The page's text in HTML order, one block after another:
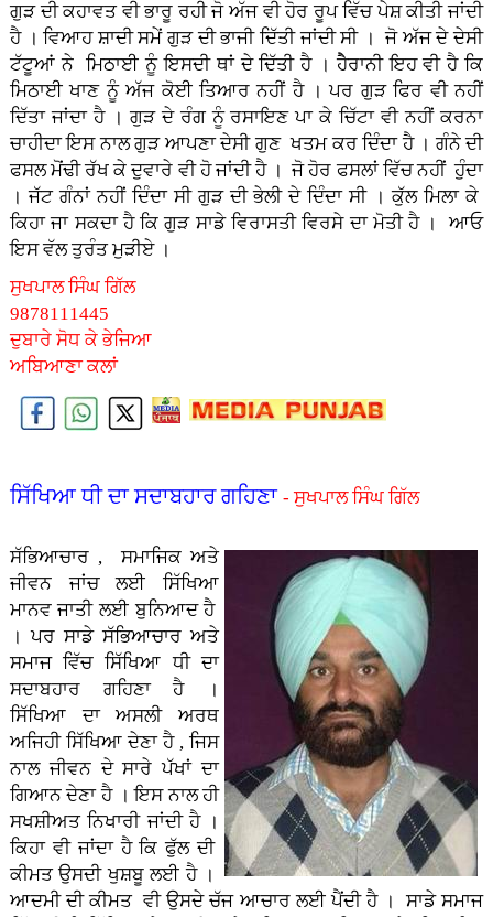
ਗੁੜ ਦੀ ਕਹਾਵਤ ਵੀ ਭਾਰੂ ਰਹੀ ਜੋ ਅੱਜ ਵੀ ਹੋਰ ਰੂਪ ਵਿੱਚ ਪੇਸ਼ ਕੀਤੀ ਜਾਂਦੀ
ਹੈ । ਵਿਆਹ ਸ਼ਾਦੀ ਸਮੇਂ ਗੁੜ ਦੀ ਭਾਜੀ ਦਿੱਤੀ ਜਾਂਦੀ ਸੀ । ਜੋ ਅੱਜ ਦੇ ਦੇਸੀ
ਟੱਟੂਆਂ ਨੇ ਮਿਠਾਈ ਨੂੰ ਇਸਦੀ ਥਾਂ ਦੇ ਦਿੱਤੀ ਹੈ । ਹੇੈਰਾਨੀ ਇਹ ਵੀ ਹੈ ਕਿ
ਮਿਠਾਈ ਖਾਣ ਨੂੰ ਅੱਜ ਕੋਈ ਤਿਆਰ ਨਹੀਂ ਹੈ । ਪਰ ਗੁੜ ਫਿਰ ਵੀ ਨਹੀਂ
ਦਿੱਤਾ ਜਾਂਦਾ ਹੈ । ਗੁੜ ਦੇ ਰੰਗ ਨੂੰ ਰਸਾਇਣ ਪਾ ਕੇ ਚਿੱਟਾ ਵੀ ਨਹੀਂ ਕਰਨਾ
ਚਾਹੀਦਾ ਇਸ ਨਾਲ ਗੁੜ ਆਪਣਾ ਦੇਸੀ ਗੁਣ ਖਤਮ ਕਰ ਦਿੰਦਾ ਹੈ । ਗੰਨੇ ਦੀ
ਫਸਲ ਮੋਂਢੀ ਰੱਖ ਕੇ ਦੁਵਾਰੇ ਵੀ ਹੋ ਜਾਂਦੀ ਹੈ । ਜੋ ਹੋਰ ਫਸਲਾਂ ਵਿੱਚ ਨਹੀਂ ਹੁੰਦਾ
। ਜੱਟ ਗੰਨਾਂ ਨਹੀਂ ਦਿੰਦਾ ਸੀ ਗੁੜ ਦੀ ਭੇਲੀ ਦੇ ਦਿੰਦਾ ਸੀ । ਕੁੱਲ ਮਿਲਾ ਕੇ
ਕਿਹਾ ਜਾ ਸਕਦਾ ਹੈ ਕਿ ਗੁੜ ਸਾਡੇ ਵਿਰਾਸਤੀ ਵਿਰਸੇ ਦਾ ਮੋਤੀ ਹੈ । ਆਓ
ਇਸ ਵੱਲ ਤੁਰੰਤ ਮੁੜੀਏ ।
ਸੁਖਪਾਲ ਸਿੰਘ ਗਿੱਲ
9878111445
ਦੁਬਾਰੇ ਸੋਧ ਕੇ ਭੇਜਿਆ
ਅਬਿਆਣਾ ਕਲਾਂ
ਸਿੱਖਿਆ ਧੀ ਦਾ ਸਦਾਬਹਾਰ ਗਹਿਣਾ - ਸੁਖਪਾਲ ਸਿੰਘ ਗਿੱਲ
ਸੱਭਿਆਚਾਰ , ਸਮਾਜਿਕ ਅਤੇ
ਜੀਵਨ ਜਾਂਚ ਲਈ ਸਿੱਖਿਆ
ਮਾਨਵ ਜਾਤੀ ਲਈ ਬੁਨਿਆਦ ਹੈ
। ਪਰ ਸਾਡੇ ਸੱਭਿਆਚਾਰ ਅਤੇ
ਸਮਾਜ ਵਿੱਚ ਸਿੱਖਿਆ ਧੀ ਦਾ
ਸਦਾਬਹਾਰ ਗਹਿਣਾ ਹੈ ।
ਸਿੱਖਿਆ ਦਾ ਅਸਲੀ ਅਰਥ
ਅਜਿਹੀ ਸਿੱਖਿਆ ਦੇਣਾ ਹੈ , ਜਿਸ
ਨਾਲ ਜੀਵਨ ਦੇ ਸਾਰੇ ਪੱਖਾਂ ਦਾ
ਗਿਆਨ ਦੇਣਾ ਹੈ । ਇਸ ਨਾਲ ਹੀ
ਸਖਸ਼ੀਅਤ ਨਿਖਾਰੀ ਜਾਂਦੀ ਹੈ ।
ਕਿਹਾ ਵੀ ਜਾਂਦਾ ਹੈ ਕਿ ਫੁੱਲ ਦੀ
ਕੀਮਤ ਉਸਦੀ ਖੁਸ਼ਬੂ ਲਈ ਹੈ ।
ਆਦਮੀ ਦੀ ਕੀਮਤ ਵੀ ਉਸਦੇ ਚੱਜ ਆਚਾਰ ਲਈ ਪੈਂਦੀ ਹੈ । ਸਾਡੇ ਸਮਾਜ